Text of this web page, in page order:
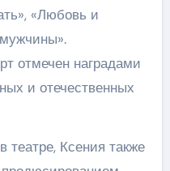
«Любовь и
отмечен наградами
и отечественных
Ксения также